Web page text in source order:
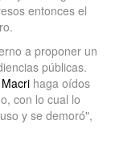
entonces el
a proponer un
públicas.
Macri haga oídos
con lo cual lo
y se demoró",